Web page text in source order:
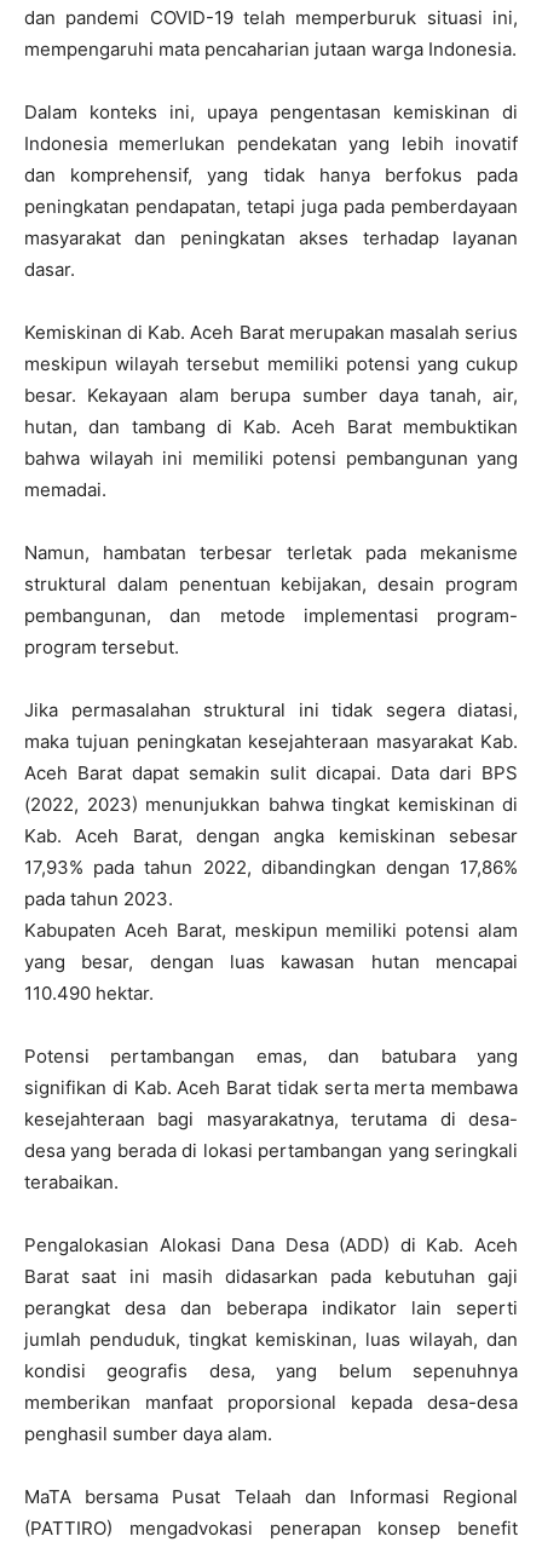
dan pandemi COVID-19 telah memperburuk situasi ini,
mempengaruhi mata pencaharian jutaan warga Indonesia.
Dalam konteks ini, upaya pengentasan kemiskinan di
Indonesia memerlukan pendekatan yang lebih inovatif
dan komprehensif, yang tidak hanya berfokus pada
peningkatan pendapatan, tetapi juga pada pemberdayaan
masyarakat dan peningkatan akses terhadap layanan
dasar.
Kemiskinan di Kab. Aceh Barat merupakan masalah serius
meskipun wilayah tersebut memiliki potensi yang cukup
besar. Kekayaan alam berupa sumber daya tanah, air,
hutan, dan tambang di Kab. Aceh Barat membuktikan
bahwa wilayah ini memiliki potensi pembangunan yang
memadai.
Namun, hambatan terbesar terletak pada mekanisme
struktural dalam penentuan kebijakan, desain program
pembangunan, dan metode implementasi program-
program tersebut.
Jika permasalahan struktural ini tidak segera diatasi,
maka tujuan peningkatan kesejahteraan masyarakat Kab.
Aceh Barat dapat semakin sulit dicapai. Data dari BPS
(2022, 2023) menunjukkan bahwa tingkat kemiskinan di
Kab. Aceh Barat, dengan angka kemiskinan sebesar
17,93% pada tahun 2022, dibandingkan dengan 17,86%
pada tahun 2023.
Kabupaten Aceh Barat, meskipun memiliki potensi alam
yang besar, dengan luas kawasan hutan mencapai
110.490 hektar.
Potensi pertambangan emas, dan batubara yang
signifikan di Kab. Aceh Barat tidak serta merta membawa
kesejahteraan bagi masyarakatnya, terutama di desa-
desa yang berada di lokasi pertambangan yang seringkali
terabaikan.
Pengalokasian Alokasi Dana Desa (ADD) di Kab. Aceh
Barat saat ini masih didasarkan pada kebutuhan gaji
perangkat desa dan beberapa indikator lain seperti
jumlah penduduk, tingkat kemiskinan, luas wilayah, dan
kondisi geografis desa, yang belum sepenuhnya
memberikan manfaat proporsional kepada desa-desa
penghasil sumber daya alam.
MaTA bersama Pusat Telaah dan Informasi Regional
(PATTIRO) mengadvokasi penerapan konsep benefit